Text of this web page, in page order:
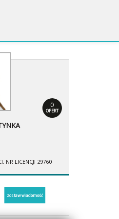
0
OFERT
NR LICENCJI 29760
zostaw wiadomość